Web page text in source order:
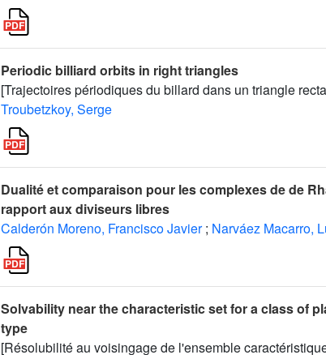
Periodic billiard orbits in right triangles
[Trajectoires périodiques du billard dans un triangle
Troubetzkoy, Serge
Dualité et comparaison pour les complexes de de
rapport aux diviseurs libres
Calderón Moreno, Francisco Javier ; Narváez Macarro,
Solvability near the characteristic set for a class of
type
[Résolubilité au voisingage de l'ensemble